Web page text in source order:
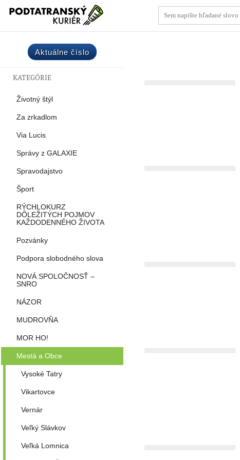
Aktuálne číslo
KATEGÓRIE
Životný štýl
Za zrkadlom
Via Lucis
Správy z GALAXIE
Spravodajstvo
Šport
RÝCHLOKURZ
DÔLEŽITÝCH POJMOV
KAŽDODENNÉHO ŽIVOTA
Pozvánky
Podpora slobodného slova
NOVÁ SPOLOČNOSŤ –
SNRO
NÁZOR
MUDROVŇA
MOR HO!
Mestá a Obce
Vysoké Tatry
Vikartovce
Vernár
Veľký Slávkov
Veľká Lomnica